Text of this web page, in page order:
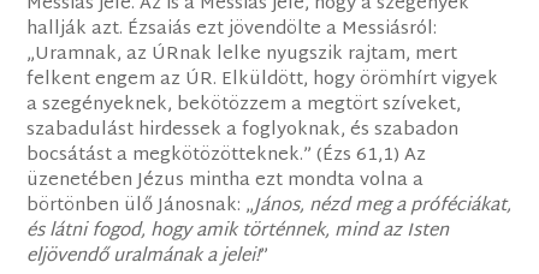
hallják azt. Ézsaiás ezt jövendölte a Messiásról:
„Uramnak, az ÚRnak lelke nyugszik rajtam, mert
felkent engem az ÚR. Elküldött, hogy örömhírt vigyek
a szegényeknek, bekötözzem a megtört szíveket,
szabadulást hirdessek a foglyoknak, és szabadon
bocsátást a megkötözötteknek.” (Ézs 61,1) Az
üzenetében Jézus mintha ezt mondta volna a
börtönben ülő Jánosnak: „János, nézd meg a próféciákat,
és látni fogod, hogy amik történnek, mind az Isten
eljövendő uralmának a jelei!”